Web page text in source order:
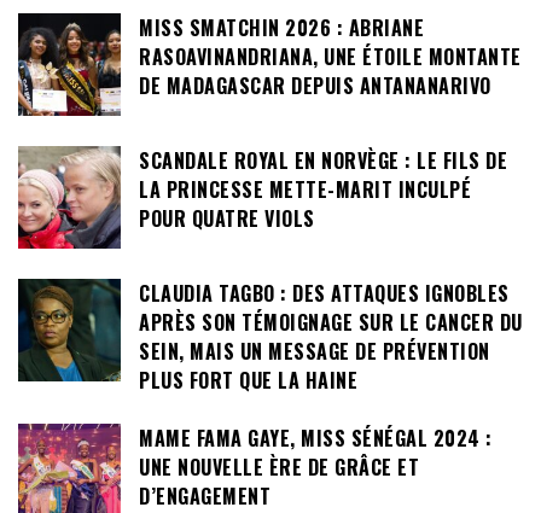
MISS SMATCHIN 2026 : ABRIANE
RASOAVINANDRIANA, UNE ÉTOILE MONTANTE
DE MADAGASCAR DEPUIS ANTANANARIVO
SCANDALE ROYAL EN NORVÈGE : LE FILS DE
LA PRINCESSE METTE-MARIT INCULPÉ
POUR QUATRE VIOLS
CLAUDIA TAGBO : DES ATTAQUES IGNOBLES
APRÈS SON TÉMOIGNAGE SUR LE CANCER DU
SEIN, MAIS UN MESSAGE DE PRÉVENTION
PLUS FORT QUE LA HAINE
MAME FAMA GAYE, MISS SÉNÉGAL 2024 :
UNE NOUVELLE ÈRE DE GRÂCE ET
D’ENGAGEMENT